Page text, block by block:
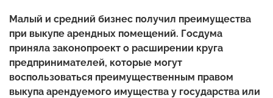
Малый и средний бизнес получил преимущества
при выкупе арендных помещений. Госдума
приняла законопроект о расширении круга
предпринимателей, которые могут
воспользоваться преимущественным правом
выкупа арендуемого имущества у государства или